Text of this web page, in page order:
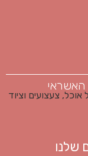
האשראי
שלנו